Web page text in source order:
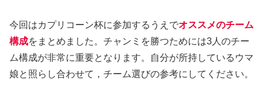
今回はカプリコーン杯に参加するうえでオススメのチーム
構成をまとめました。チャンミを勝つためには3人のチー
ム構成が非常に重要となります。自分が所持しているウマ
娘と照らし合わせて，チーム選びの参考にしてください。